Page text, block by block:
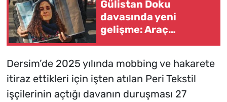
Gülistan Doku
davasında yeni
gelişme: Araç
Dersim’de 2025 yılında mobbing ve hakarete
itiraz ettikleri için işten atılan Peri Tekstil
işçilerinin açtığı davanın duruşması 27